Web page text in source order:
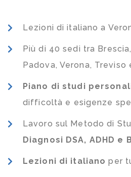
Lezioni di italiano a
Più di 40 sedi tra
Padova, Verona, Treviso
Piano di studi
difficoltà e esigenze
Lavoro sul Metodo di
Diagnosi DSA, ADHD e
Lezioni di italiano per